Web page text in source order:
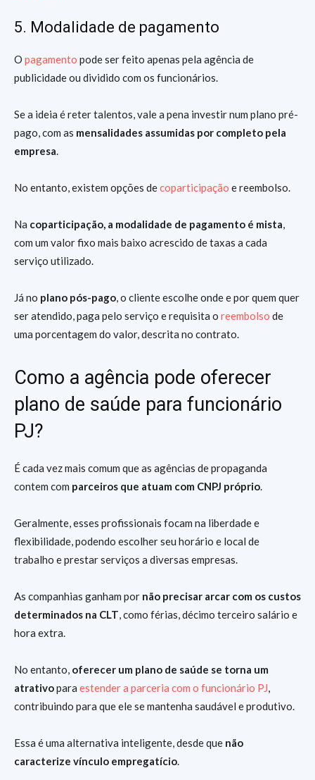
5. Modalidade de pagamento
O pagamento pode ser feito apenas pela agência de
publicidade ou dividido com os funcionários.
Se a ideia é reter talentos, vale a pena investir num plano pré-
pago, com as mensalidades assumidas por completo pela
empresa.
No entanto, existem opções decoparticipação e reembolso.
Na coparticipação, a modalidade de pagamento é mista,
com um valor fixo mais baixo acrescido de taxas a cada
serviço utilizado.
Já no plano pós-pago, o cliente escolhe onde e por quem quer
ser atendido, paga pelo serviço e requisita o reembolso de
uma porcentagem do valor, descrita no contrato.
Como a agência pode oferecer
plano de saúde para funcionário
PJ?
É cada vez mais comum que as agências de propaganda
contem com parceiros que atuam com CNPJ próprio.
Geralmente, esses profissionais focam na liberdade e
flexibilidade, podendo escolher seu horário e local de
trabalho e prestar serviços a diversas empresas.
As companhias ganham por não precisar arcar com os custos
determinados na CLT, como férias, décimo terceiro salário e
hora extra.
No entanto, oferecer um plano de saúde se torna um
atrativopara estender a parceria com o funcionário PJ,
contribuindo para que ele se mantenha saudável e produtivo.
Essa é uma alternativa inteligente, desde que não
caracterize vínculo empregatício.